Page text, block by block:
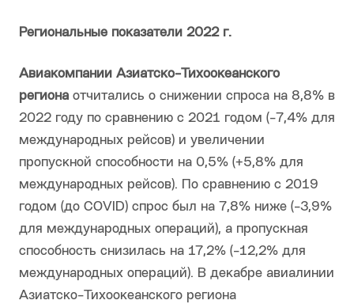
Региональные показатели 2022 г.
Авиакомпании Азиатско-Тихоокеанского
региона отчитались о снижении спроса на 8,8% в
2022 году по сравнению с 2021 годом (-7,4% для
международных рейсов) и увеличении
пропускной способности на 0,5% (+5,8% для
международных рейсов). По сравнению с 2019
годом (до COVID) спрос был на 7,8% ниже (-3,9%
для международных операций), а пропускная
способность снизилась на 17,2% (-12,2% для
международных операций). В декабре авиалинии
Азиатско-Тихоокеанского региона